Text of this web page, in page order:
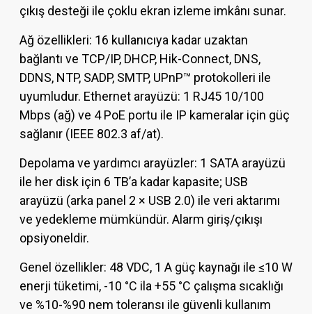
çıkış desteği ile çoklu ekran izleme imkânı sunar.
Ağ özellikleri: 16 kullanıcıya kadar uzaktan
bağlantı ve TCP/IP, DHCP, Hik-Connect, DNS,
DDNS, NTP, SADP, SMTP, UPnP™ protokolleri ile
uyumludur. Ethernet arayüzü: 1 RJ45 10/100
Mbps (ağ) ve 4 PoE portu ile IP kameralar için güç
sağlanır (IEEE 802.3 af/at).
Depolama ve yardımcı arayüzler: 1 SATA arayüzü
ile her disk için 6 TB’a kadar kapasite; USB
arayüzü (arka panel 2 × USB 2.0) ile veri aktarımı
ve yedekleme mümkündür. Alarm giriş/çıkışı
opsiyoneldir.
Genel özellikler: 48 VDC, 1 A güç kaynağı ile ≤10 W
enerji tüketimi, -10 °C ila +55 °C çalışma sıcaklığı
ve %10-%90 nem toleransı ile güvenli kullanım